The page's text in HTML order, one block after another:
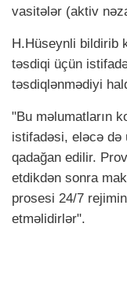
vasitələr (aktiv
H.Hüseynli bildirib
təsdiqi üçün
təsdiqlənmədiyi
"Bu məlumatların
istifadəsi, eləcə də
qadağan edilir.
etdikdən sonra
prosesi 24/7
etməlidirlər".